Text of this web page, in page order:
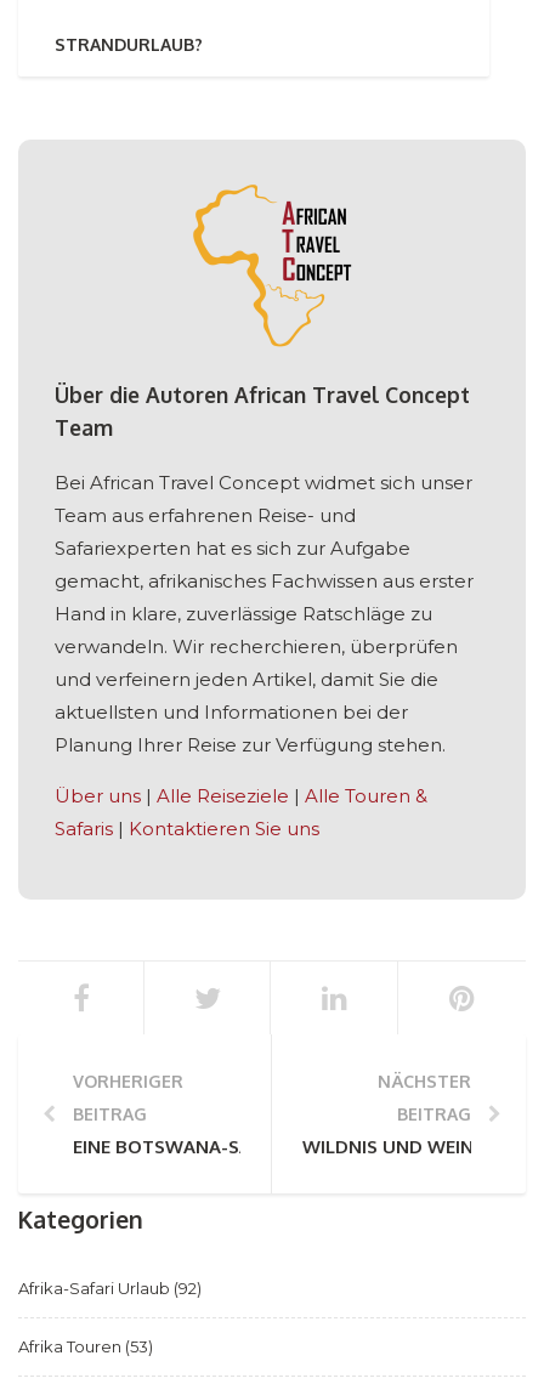
STRANDURLAUB?
Über die Autoren African Travel Concept
Team
Bei African Travel Concept widmet sich unser
Team aus erfahrenen Reise- und
Safariexperten hat es sich zur Aufgabe
gemacht, afrikanisches Fachwissen aus erster
Hand in klare, zuverlässige Ratschläge zu
verwandeln. Wir recherchieren, überprüfen
und verfeinern jeden Artikel, damit Sie die
aktuellsten und Informationen bei der
Planung Ihrer Reise zur Verfügung stehen.
Über uns | Alle Reiseziele | Alle Touren &
Safaris | Kontaktieren Sie uns
VORHERIGER
BEITRAG
EINE BOTSWANA-SAFARI-REISE
NÄCHSTER
BEITRAG
WILDNIS UND WEIN: EINE
Kategorien
Afrika-Safari Urlaub (92)
Afrika Touren (53)